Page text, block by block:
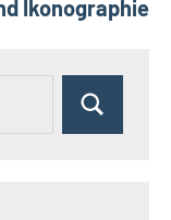
Ikonographie
Suchen